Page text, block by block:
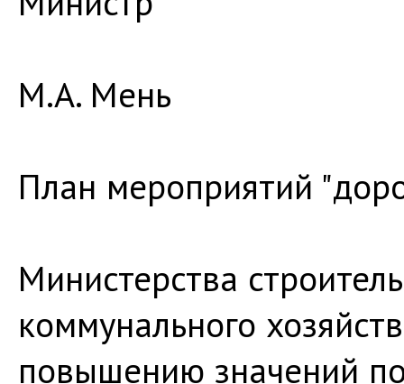
М.А. Мень
План мероприятий
Министерства
коммунального
повышению значений